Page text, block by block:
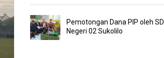
Pemotongan Dana PIP oleh SD
Negeri 02 Sukolilo